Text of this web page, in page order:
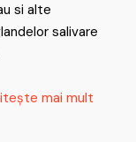
si alte
salivare
mai mult